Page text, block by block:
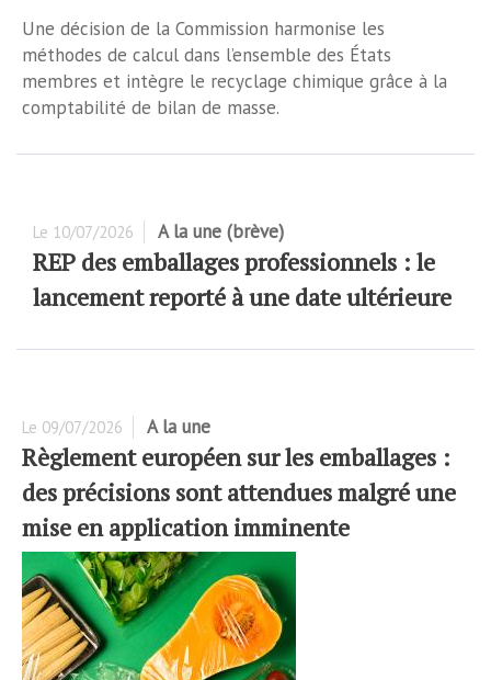
Une décision de la Commission harmonise les
méthodes de calcul dans l’ensemble des États
membres et intègre le recyclage chimique grâce à la
comptabilité de bilan de masse.
Le 10/07/2026 A la une (brève)
REP des emballages professionnels : le
lancement reporté à une date ultérieure
Le 09/07/2026 A la une
Règlement européen sur les emballages :
des précisions sont attendues malgré une
mise en application imminente